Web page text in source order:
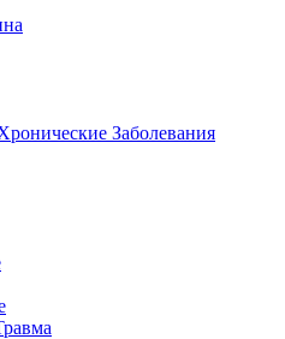
Заболевания